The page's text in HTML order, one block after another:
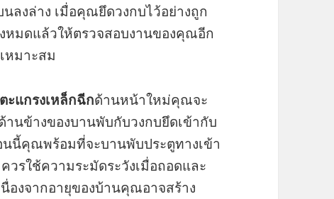
ลงล่าง เมื่อคุณยึดวงกบไว้อย่างถูก
หมดแล้วให้ตรวจสอบงานของคุณอีก
หมาะสม
ตะแกรงเหล็กฉีกด้านหน้าใหม่คุณจะ
นข้างของบานพับกับวงกบยึดเข้ากับ
นนี้คุณพร้อมที่จะบานพับประตูทางเข้า
รใช้ความระมัดระวังเมื่อถอดและ
องจากอายุของบ้านคุณอาจสร้าง